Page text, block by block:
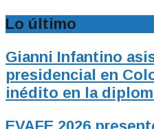
Lo último
Gianni Infantino
presidencial en
inédito en la